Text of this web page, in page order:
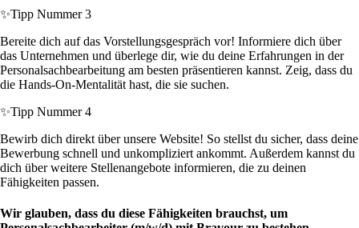
✨Tipp Nummer 3
Bereite dich auf das Vorstellungsgespräch vor! Informiere dich über
das Unternehmen und überlege dir, wie du deine Erfahrungen in der
Personalsachbearbeitung am besten präsentieren kannst. Zeig, dass du
die Hands-On-Mentalität hast, die sie suchen.
✨Tipp Nummer 4
Bewirb dich direkt über unsere Website! So stellst du sicher, dass deine
Bewerbung schnell und unkompliziert ankommt. Außerdem kannst du
dich über weitere Stellenangebote informieren, die zu deinen
Fähigkeiten passen.
Wir glauben, dass du diese Fähigkeiten brauchst, um